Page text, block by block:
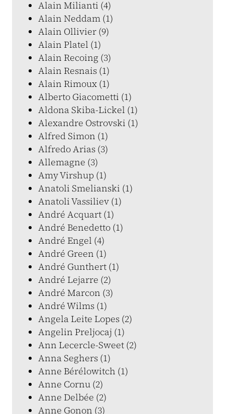
Alain Milianti (4)
Alain Neddam (1)
Alain Ollivier (9)
Alain Platel (1)
Alain Recoing (3)
Alain Resnais (1)
Alain Rimoux (1)
Alberto Giacometti (1)
Aldona Skiba-Lickel (1)
Alexandre Ostrovski (1)
Alfred Simon (1)
Alfredo Arias (3)
Allemagne (3)
Amy Virshup (1)
Anatoli Smelianski (1)
Anatoli Vassiliev (1)
André Acquart (1)
André Benedetto (1)
André Engel (4)
André Green (1)
André Gunthert (1)
André Lejarre (2)
André Marcon (3)
André Wilms (1)
Angela Leite Lopes (2)
Angelin Preljocaj (1)
Ann Lecercle-Sweet (2)
Anna Seghers (1)
Anne Bérélowitch (1)
Anne Cornu (2)
Anne Delbée (2)
Anne Gonon (3)